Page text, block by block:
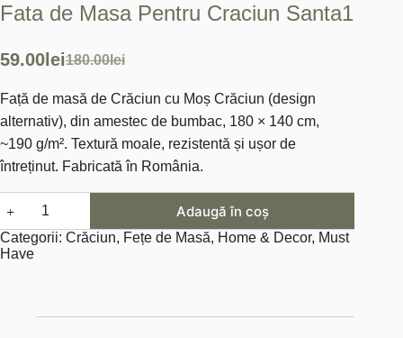
Fata de Masa Pentru Craciun Santa1
180.00lei
inițial
a
fost:
180.00lei.
59.00 lei
curent
este:
59.00lei.
Față de masă de Crăciun cu Moș Crăciun (design
alternativ), din amestec de bumbac, 180 × 140 cm,
~190 g/m². Textură moale, rezistentă și ușor de
întreținut. Fabricată în România.
Fata
de
Masa
Pentru
Adaugă în coș
Categorii: Crăciun, Fețe de Masă, Home & Decor, Must
Have